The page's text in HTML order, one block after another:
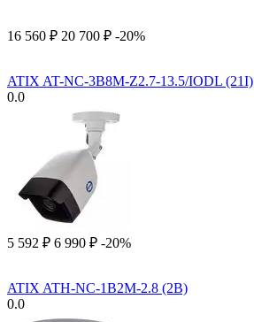
16 560 ₽ 20 700 ₽ -20%
ATIX AT-NC-3B8M-Z2.7-13.5/IODL (21I)
0.0
5 592 ₽ 6 990 ₽ -20%
ATIX ATH-NC-1B2M-2.8 (2B)
0.0